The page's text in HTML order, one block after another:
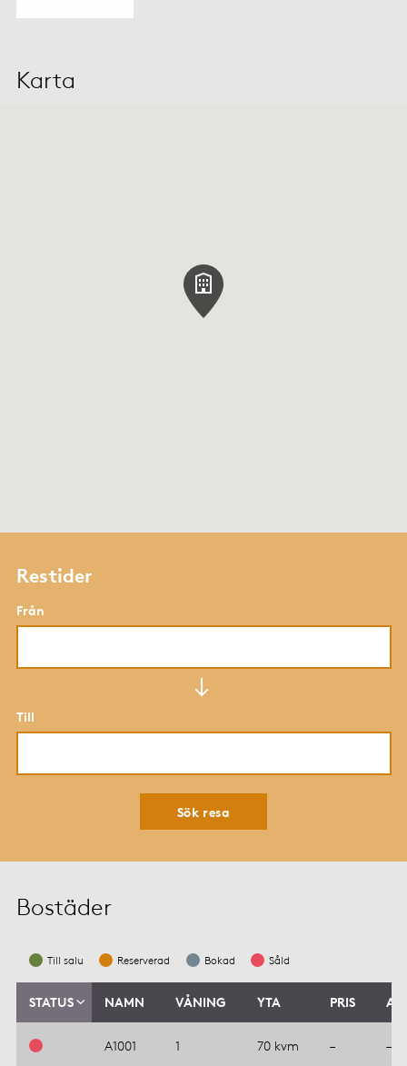
Karta
Restider
Från
Till
Sök resa
Bostäder
Till salu Reserverad Bokad Såld
STATUS NAMN VÅNING YTA PRIS
A1001 1 70 kvm – –